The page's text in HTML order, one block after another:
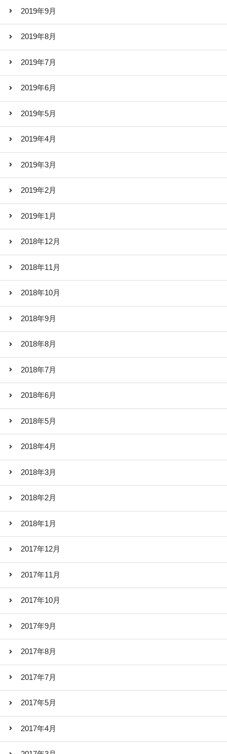
2019年9月
2019年8月
2019年7月
2019年6月
2019年5月
2019年4月
2019年3月
2019年2月
2019年1月
2018年12月
2018年11月
2018年10月
2018年9月
2018年8月
2018年7月
2018年6月
2018年5月
2018年4月
2018年3月
2018年2月
2018年1月
2017年12月
2017年11月
2017年10月
2017年9月
2017年8月
2017年7月
2017年5月
2017年4月